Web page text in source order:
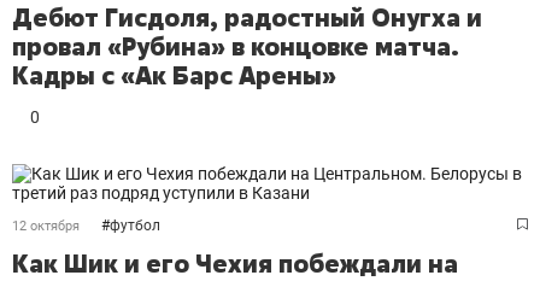
Дебют Гисдоля, радостный Онугха и
провал «Рубина» в концовке матча.
Кадры с «Ак Барс Арены»
0
12 октября #футбол
Как Шик и его Чехия побеждали на